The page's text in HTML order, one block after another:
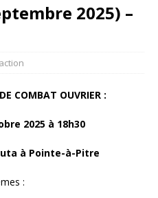
2025) –
COMBAT OUVRIER :
2025 à 18h30
à Pointe-à-Pitre
: